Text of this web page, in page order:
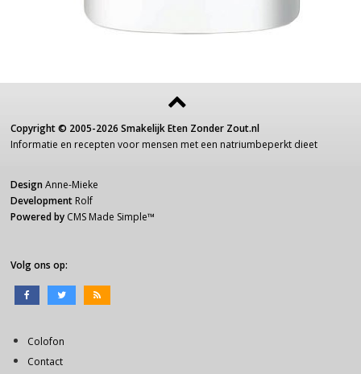
Copyright © 2005-2026 Smakelijk Eten Zonder Zout.nl
Informatie en recepten voor mensen met een natriumbeperkt dieet
Design Anne-Mieke
Development Rolf
Powered by CMS Made Simple™
Volg ons op:
Colofon
Contact